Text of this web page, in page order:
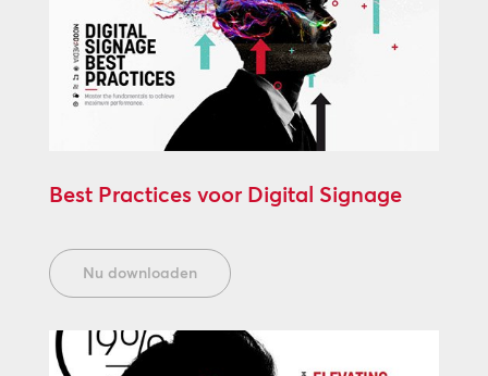
Best Practices voor Digital Signage
Nu downloaden